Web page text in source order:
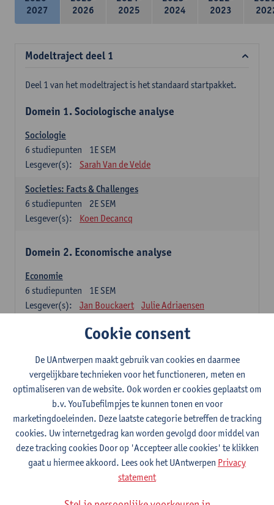
2027
2026
2025
2024
2023
Modeltraject deel 1
Deel 1 van het modeltraject is het standaard startpakket.
Domein 1. Sociologische analyse
Sociologie
1E SEM
6 studiepunten
Lesgever(s):
Sarah Van de Velde
Societies: Facts & Challenges
2E SEM
6 studiepunten
Lesgever(s):
Koen Decancq
Domein 2. Economische analyse
Economie
1E SEM
6 studiepunten
Lesgever(s):
Jan Bouckaert Julie Adriaensen
Domein 3. Bedrijfseconomie
Accountancy
1E/2E SEM
6studiepunten
Lesgever(s):
Tom Van Caneghem Christine Lippens
Domein 6. Kwantitatieve methoden
Beschrijvende statistiek en kansrekenen
2E SEM
3studiepunten
Stephan Van der Veeken
Cookie consent
De UAntwerpen maakt gebruik van cookies en daarmee
vergelijkbare technieken voor het functioneren, meten en
optimaliseren van de website. Ook worden er cookies geplaatst om
b.v. YouTubefilmpjes te kunnen tonen en voor
marketingdoeleinden. Deze laatste categorie betreffen de tracking
cookies. Uw internetgedrag kan worden gevolgd door middel van
deze tracking cookies Door op 'Accepteer alle cookies' te klikken
gaat u hiermee akkoord. Lees ook het UAntwerpen Privacy
statement